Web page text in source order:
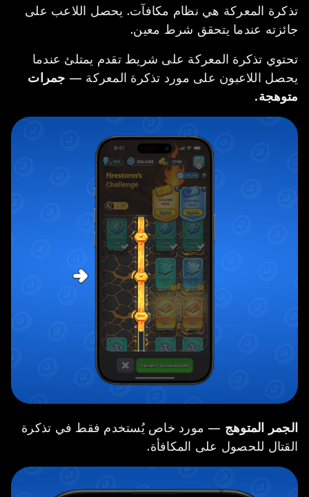
تذكرة المعركة هي نظام مكافآت. يحصل اللاعب على
جائزته عندما يتحقق شرط معين.
تحتوي تذكرة المعركة على شريط تقدم يمتلئ عندما
يحصل اللاعبون على مورد تذكرة المعركة — جمرات
متوهجة.
الجمر المتوهج — مورد خاص يُستخدم فقط في تذكرة
القتال للحصول على المكافأة.